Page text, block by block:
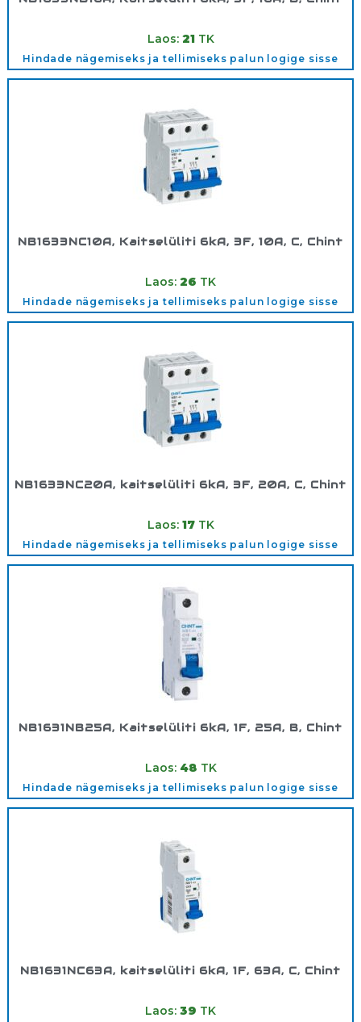
Laos: 21TK
Hindade nägemiseks ja tellimiseks palun logige sisse
NB1633NC10A, Kaitselüliti 6kA, 3F, 10A, C, Chint
Laos: 26 TK
Hindade nägemiseks ja tellimiseks palun logige sisse
NB1633NC20A, kaitselüliti 6kA, 3F, 20A, C, Chint
Laos: 17TK
Hindade nägemiseks ja tellimiseks palun logige sisse
NB1631NB25A, Kaitselüliti 6kA, 1F, 25A, B, Chint
Laos: 48 TK
Hindade nägemiseks ja tellimiseks palun logige sisse
NB1631NC63A, kaitselüliti 6kA, 1F, 63A, C, Chint
Laos: 39 TK